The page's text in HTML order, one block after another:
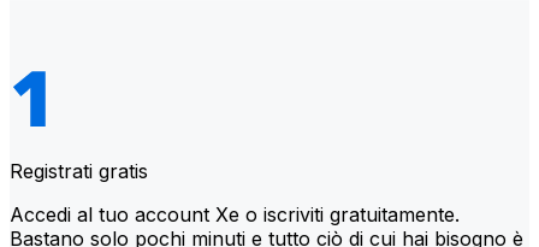
Registrati gratis
Accedi al tuo account Xe o iscriviti gratuitamente.
Bastano solo pochi minuti e tutto ciò di cui hai bisogno è